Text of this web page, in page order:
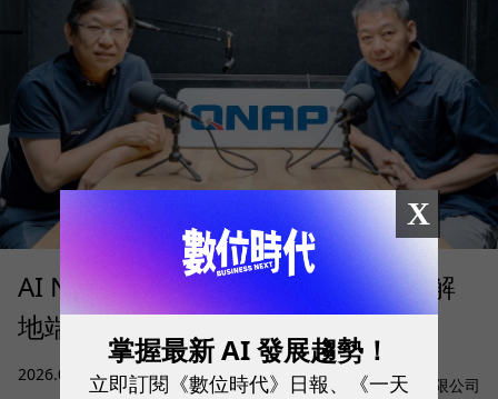
AI NAS 何時才值得部署？QNAP 拆解
地端 AI 的成本、算力與資料門檻
2026.08.05|AI與大數據
sponsored by
威聯通科技股份有限公司
X
掌握最新 AI 發展趨勢！
立即訂閱《數位時代》日報、《一天